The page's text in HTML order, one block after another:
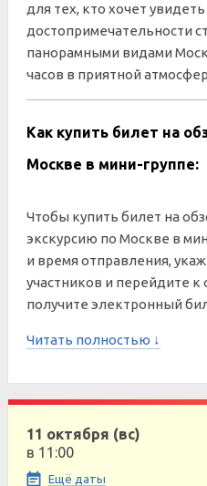
для тех, кто хочет
достопримечательности
панорамными видами
часов в приятной
Как купить билет на
Москве в мини-группе:
Чтобы купить билет на
экскурсию по Москве в
и время отправления,
участников и перейдите
получите электронный
Читать полностью ↓
11 октября (вс)
в 11:00
Ещё даты